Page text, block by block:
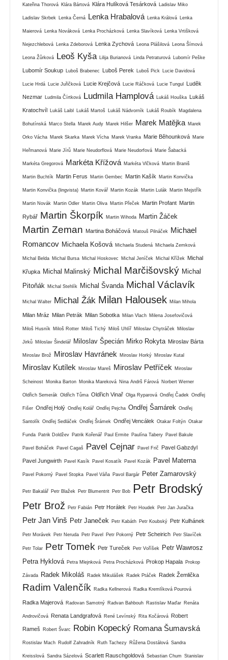
Kateřina Thorová Klára Bártová Klára Hulíková Tesárková Ladislav Miko
Ladislav Skrbek Lenka Černá Lenka Hrabalová Lenka Králová Lenka
Maierová Lenka Nováková Lenka Procházková Lenka Slavíková Lenka Vrtišková
Nejezchlebová Lenka Zdeborová Lenka Zychová Leona Plášilová Leona Šímová
Leona Žůrková Leoš Kyša Lilija Burianová Linda Petraturová Lubomír Peške
Lubomír Soukup Luboš Brabenec Luboš Perek Luboš Pick Lucie Davidová
Lucie Hrdá Lucie Juřičková Lucie Krejčová Lucie Ráčková Lucie Tungul Luděk
Nezmar Ludmila Čírtková Ludmila Hamplová Lukáš Houška Lukáš
Kratochvíl Lukáš Laibl Lukáš Martoš Lukáš Nádvorník Lukáš Roubík Magdalena
Bohutínská Marco Stella Marek Audy Marek Hilšer Marek Matějka Marek
Orko Vácha Marek Skarka Marek Vícha Marek Vranka Marie Běhounková Marie
Heřmanová Marie Jírů Marie Neudorflová Marie Neudorfová Marie Šabacká
Markéta Gregorová Markéta Křížová Markéta Vlčková Martin Braniš
Martin Buchtík Martin Ferus Martin Gembec Martin Kašík Martin Konvička
Martin Konvička (lingvista) Martin Kovář Martin Kozák Martin Lulák Martin Mejstřík
Martin Novák Martin Odler Martin Oliva Martin Přeček Martin Profant Martin
Rybář Martin Škorpík Martin Wihoda Martin Žáček
Martin Zeman Martina Boháčová Matouš Pilnáček
Michael
Romancov Michaela Košová Michaela Studená Michaela Zemková
Michal Belda Michal Bursa Michal Hoskovec Michal Jeníček Michal Křížek Michal
Křupka Michal Malinský Michal Marčišovský Michal
Pitoňák
Michal Stehlík Michal Švanda Michal Václavík
Michal Walter Michal Žák Milan Halousek Milan Mihola
Milan Mráz Milan Petrák Milan Sobotka Milan Vlach Milena Josefovičová
Miloš Husník Miloš Rotter Miloš Tichý Miloš Uhlíř Miloslav Chytráček Miloslav
Jirků Miloslav Šindelář Miloslav Špecián Mirko Rokyta Miroslav Bárta
Miroslav Brož Miroslav Havránek Miroslav Horký Miroslav Kutal
Miroslav Kutílek Miroslav Mareš Miroslav Petříček Miroslav
Scheinost Monika Barton Monika Mareková Nina Andrš Fárová Norbert Werner
Oldřich Semerák Oldřich Tůma Oldřich Vinař Olga Ryparová Ondřej Čadek Ondřej
Fišer Ondřej Holý Ondřej Kolář Ondřej Pejcha Ondřej Šamárek Ondřej
Santolík Ondřej Sedláček Ondřej Šrámek Ondřej Vencálek Otakar Foltýn Otakar
Funda Patrik Doldžev Patrik Kořenář Paul Ermite Paulína Tabery Pavel Bakule
Pavel Boháček Pavel Cagaš Pavel Cejnar Pavel Frič Pavel Gabzdyl
Pavel Jungwirth Pavel Kasík Pavel Kosatík Pavel Kozák Pavel Materna
Pavel Pokorný Pavel Stopka Pavel Váňa Pavol Bargár Peter Zamarovský
Petr Bakalář Petr Blažek Petr Blumentrit Petr Bob Petr Brodský
Petr Brož Petr Fabián Petr Horálek Petr Houdek Petr Jan Juračka
Petr Jan Vinš Petr Janeček Petr Kabáth Petr Koubský Petr Kulhánek
Petr Morávek Petr Neruda Petr Pavel Petr Pokorný Petr Scheirich Petr Slavíček
Petr Tolar Petr Tomek Petr Tureček Petr Voříšek
Petr Wawrosz
Petra Hyklová Petra Mlejnková Petra Procházková Prokop Hapala Prokop
Závada Radek Mikoláš Radek Mikulášek Radek Ptáček Radek Žemlička
Radim Valenčík Radka Kellnerová Radka Kremlíková Pourová
Radka Majerová Radovan Samotný Radvan Bahbouh Rastislav Maďar Renáta
Androvičová Renata Landgrafová René Levínský Rita Kočárová Robert
Rameš Robert Švarc Robin Kopecký Romana Šumavská
Rostislav Mach Rudolf Zahradník Ruth Tachezy Růžena Dostálová Sandra
Kreisslová Sandra Sázelová Scarlett Rauschgoldová Sebastian Chum Stanislav